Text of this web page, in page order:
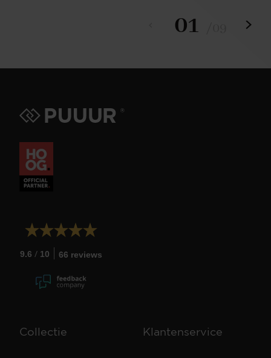
01
9.6 / 10 66 reviews
Collectie Klantenservice